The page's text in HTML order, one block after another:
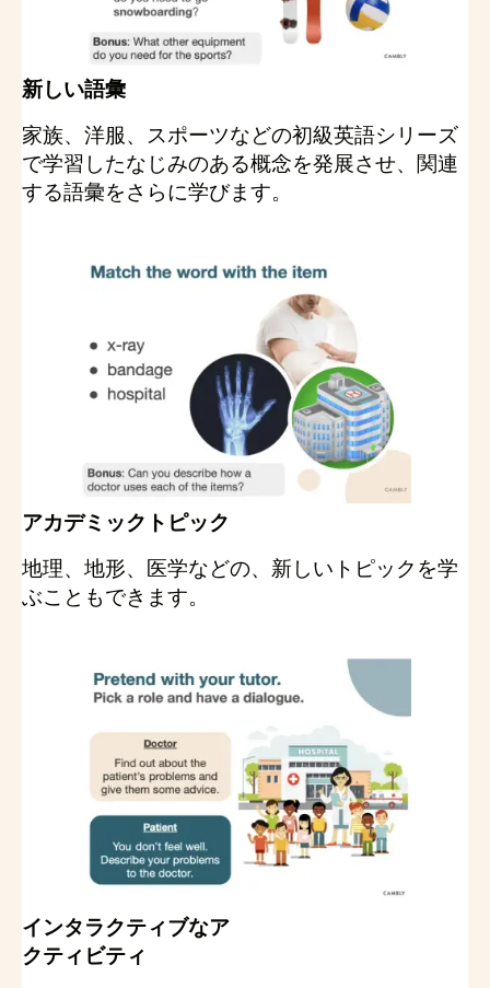
新しい語彙
家族、洋服、スポーツなどの初級英語シリーズ
で学習したなじみのある概念を発展させ、関連
する語彙をさらに学びます。
アカデミックトピック
地理、地形、医学などの、新しいトピックを学
ぶこともできます。
インタラクティブなア
クティビティ